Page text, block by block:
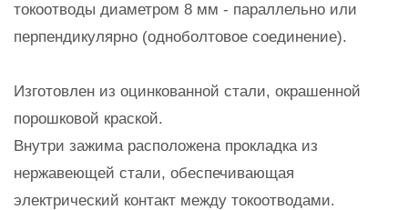
токоотводы диаметром 8 мм - параллельно или
перпендикулярно (одноболтовое соединение).
Изготовлен из оцинкованной стали, окрашенной
порошковой краской.
Внутри зажима расположена прокладка из
нержавеющей стали, обеспечивающая
электрический контакт между токоотводами.